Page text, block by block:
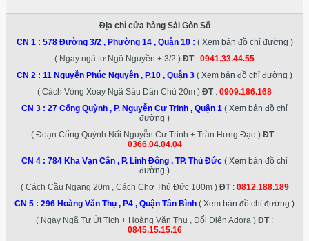
Địa chỉ cửa hàng Sài Gòn Số
CN 1 : 578 Đường 3/2 , Phường 14 , Quận 10: ( Xem bản đồ chỉ đường )
( Ngay ngã tư Ngô Nguyền + 3/2 ) ĐT: 0941.33.44.55
CN 2 : 11 Nguyễn Phúc Nguyên , P.10 , Quận 3 ( Xem bản đồ chỉ đường )
( Cách Vòng Xoay Ngã Sáu Dân Chủ 20m ) ĐT: 0909.186.168
CN 3 : 27 Cống Quỳnh , P. Nguyễn Cư Trinh , Quận 1 ( Xem bản đồ chỉ
đường )
( Đoạn Cống Quỳnh Nối Nguyễn Cư Trinh + Trần Hưng Đạo ) ĐT:
0366.04.04.04
CN 4 : 784 Kha Vạn Cân , P. Linh Đông , TP. Thủ Đức ( Xem bản đồ chỉ
đường )
( Cách Cầu Ngang 20m , Cách Chợ Thủ Đức 100m ) ĐT: 0812.188.189
CN 5 : 296 Hoàng Văn Thụ , P4 , Quận Tân Bình ( Xem bản đồ chỉ đường )
( Ngay Ngã Tư Út Tịch + Hoàng Văn Thụ , Đối Diện Adora ) ĐT:
0845.15.15.16